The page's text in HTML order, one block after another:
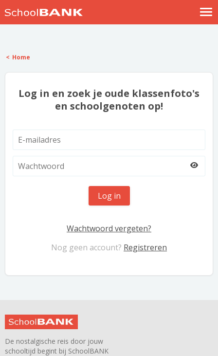
Help
Home
Log in en zoek je oude klassenfoto's
en schoolgenoten op!
Log in
Wachtwoord vergeten?
Nog geen account? Registreren
De nostalgische reis door jouw
schooltijd begint bij SchoolBANK